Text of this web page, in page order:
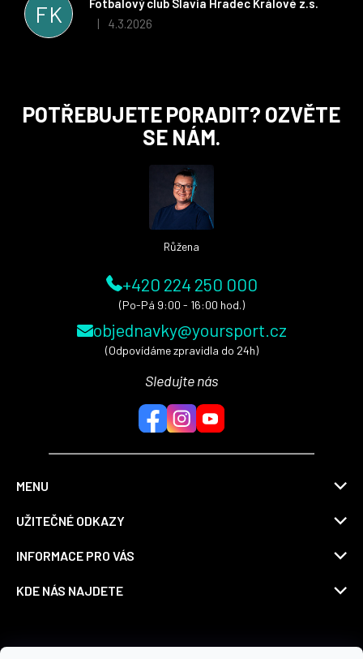
FK
Fotbalový club Slavia Hradec Králové z.s.
Hodnocení obchodu je 5 z 5 hvězdiček.
| 4.3.2026
i nadále, nyní už začínáme řešit i první sady dresů ;)
POTŘEBUJETE PORADIT? OZVĚTE
SE NÁM.
Růžena
+420 224 250 000
(Po-Pá 9:00 - 16:00 hod.)
objednavky@yoursport.cz
(Odpovídáme zpravidla do 24h)
Sledujte nás
MENU
UŽITEČNÉ ODKAZY
INFORMACE PRO VÁS
KDE NÁS NAJDETE